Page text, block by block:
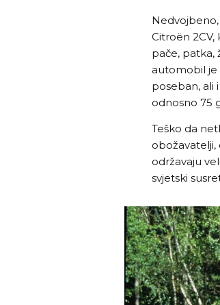
Citroën
pače, patka,
automobil je
poseban, ali
odnosno 75
Teško da
održavaju
svjetski